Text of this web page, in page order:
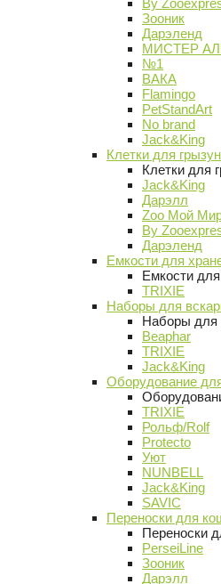
By
Зооник
Дарэленд
МИСТЕР
№1
ВАКА
Flamingo
PetStandArt
No brand
Jack&King
Клетки для
Клетки для
Jack&King
Дарэлл
Zoo Мой
By
Дарэленд
Емкости для
Емкости
TRIXIE
Наборы для
Наборы для
Beaphar
TRIXIE
Jack&King
Оборудование
TRIXIE
Рольф/Rolf
Protecto
Уют
NUNBELL
Jack&King
SAVIC
Переноски для
Переноски
PerseiLine
Зооник
Дарэлл